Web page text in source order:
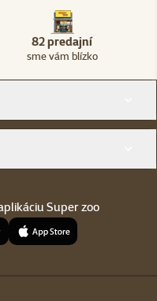
82 predajní
sme vám blízko
Super zoo